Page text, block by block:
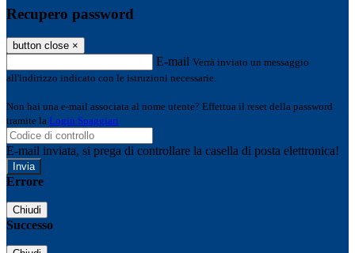
Recupero password
button close ×
E-mail Verrà inviato un messaggio
all'indirizzo indicato con le istruzioni necessarie.
Non hai una e-mail associata al nome utente? Effettua il reset della password
tramite la Login Spaggiari
E-mail inviata, si prega di controllare la casella di posta elettronica!
Errore
Chiudi
Successo